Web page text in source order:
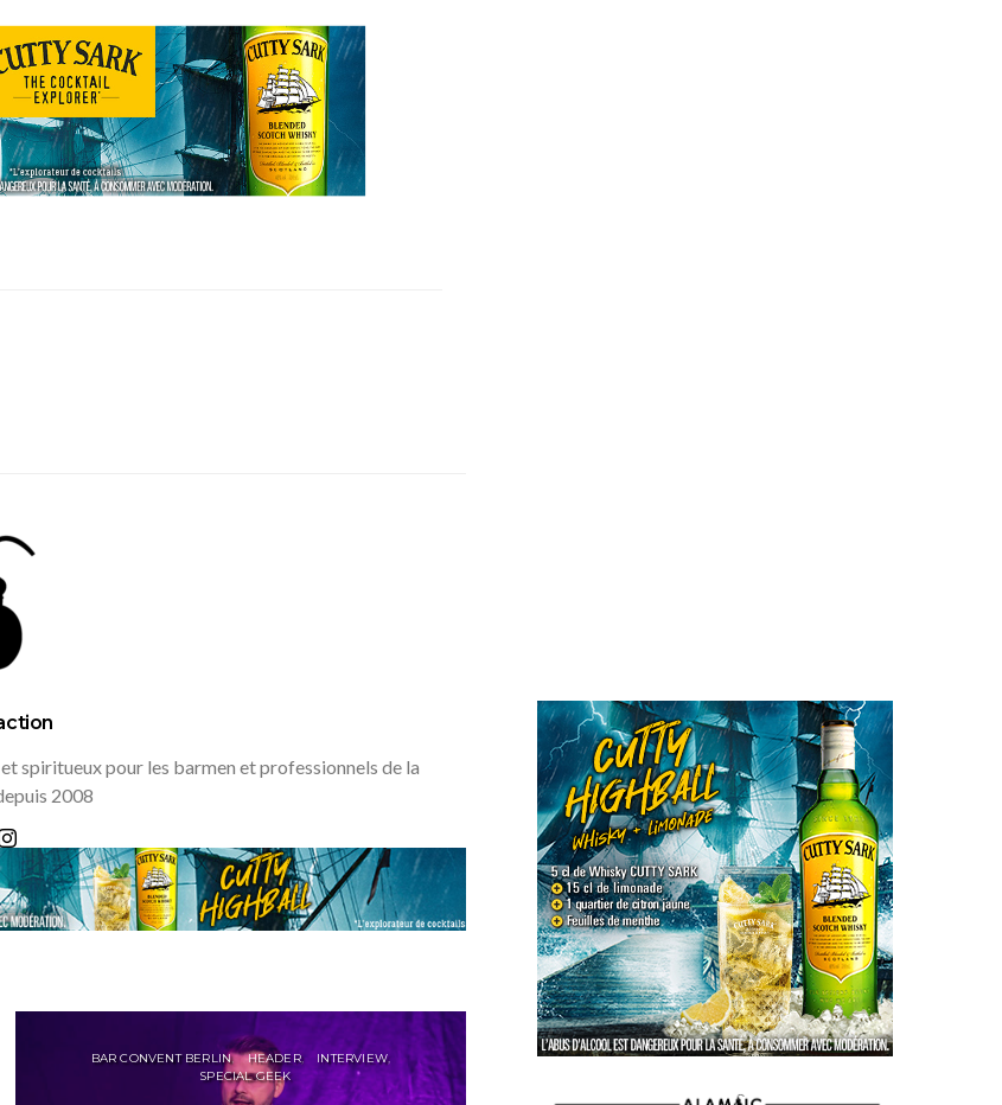
spiritueux pour les barmen et professionnels de la
2008
BAR CONVENT BERLIN HEADER
INTERVIEW
SPECIAL GEEK